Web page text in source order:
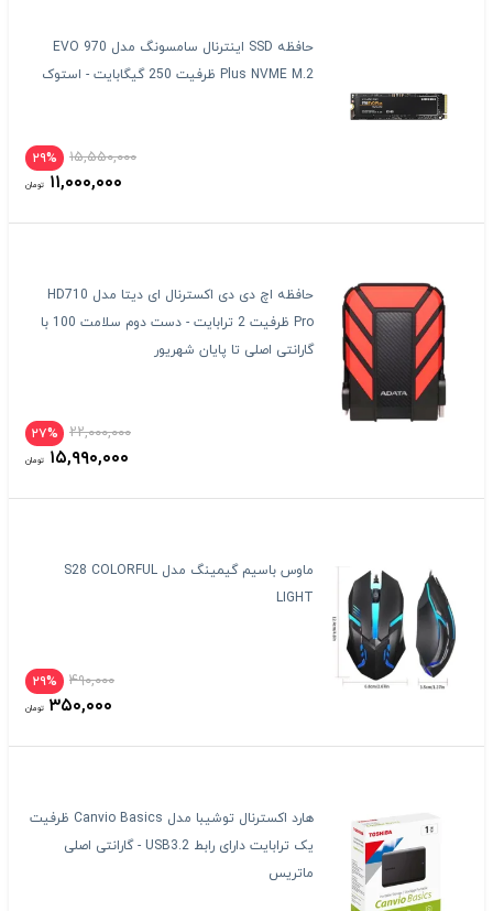
حافظه SSD اینترنال سامسونگ مدل 970 EVO
Plus NVME M.2 ظرفیت 250 گیگابایت - استوک
۲۹% ۱۵,۵۵۰,۰۰۰
۱۱,۰۰۰,۰۰۰ تومان
حافظه اچ دی دی اکسترنال ای دیتا مدل HD710
Pro ظرفیت 2 ترابایت - دست دوم سلامت 100 با
گارانتی اصلی تا پایان شهریور
۲۷% ۲۲,۰۰۰,۰۰۰
۱۵,۹۹۰,۰۰۰ تومان
ماوس باسیم گیمینگ مدل S28 COLORFUL
LIGHT
۲۹% ۴۹۰,۰۰۰
۳۵۰,۰۰۰ تومان
هارد اکسترنال توشیبا مدل Canvio Basics ظرفیت
یک ترابایت دارای رابط USB3.2 - گارانتی اصلی
ماتریس